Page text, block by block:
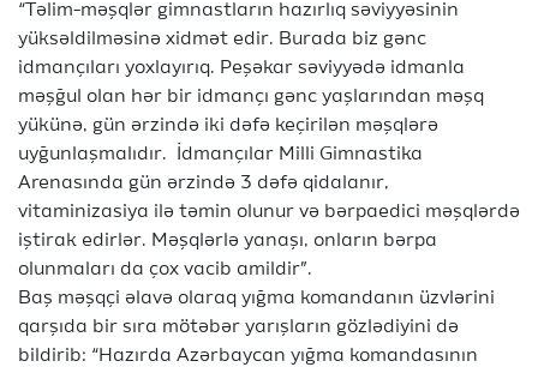
“Təlim-məşqlər gimnastların hazırlıq səviyyəsinin
yüksəldilməsinə xidmət edir. Burada biz gənc
idmançıları yoxlayırıq. Peşəkar səviyyədə idmanla
məşğul olan hər bir idmançı gənc yaşlarından məşq
yükünə, gün ərzində iki dəfə keçirilən məşqlərə
uyğunlaşmalıdır. İdmançılar Milli Gimnastika
Arenasında gün ərzində 3 dəfə qidalanır,
vitaminizasiya ilə təmin olunur və bərpaedici məşqlərdə
iştirak edirlər. Məşqlərlə yanaşı, onların bərpa
olunmaları da çox vacib amildir”.
Baş məşqçi əlavə olaraq yığma komandanın üzvlərini
qarşıda bir sıra mötəbər yarışların gözlədiyini də
bildirib: “Hazırda Azərbaycan yığma komandasının